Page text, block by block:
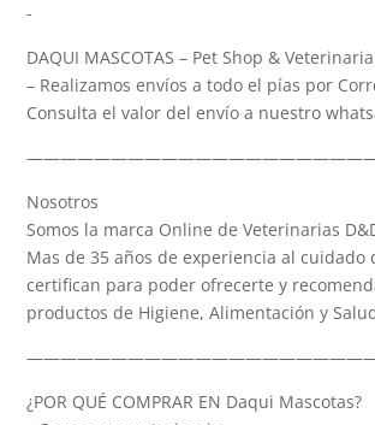
-
DAQUI MASCOTAS – Pet Shop &
– Realizamos envíos a todo el pías por
Consulta el valor del envío a nuestro
Nosotros
Somos la marca Online de Veterinarias
Mas de 35 años de experiencia al cuidado
certifican para poder ofrecerte y
productos de Higiene, Alimentación y
¿POR QUÉ COMPRAR EN Daqui Mascotas?